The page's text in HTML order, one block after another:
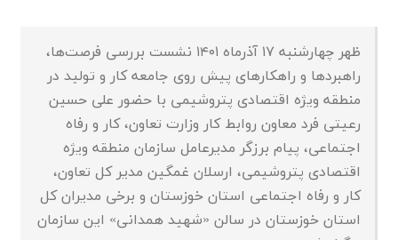
ظهر چهارشنبه ۱۷ آذرماه ۱۴۰۱ نشست بررسی فرصت‌ها،
راهبردها و راهکارهای پیش روی جامعه کار و تولید در
منطقه ویژه اقتصادی پتروشیمی با حضور علی حسین
رعیتی فرد معاون روابط کار وزارت تعاون، کار و رفاه
اجتماعی، پیام برزگر مدیرعامل سازمان منطقه ویژه
اقتصادی پتروشیمی، ارسلان غمگین مدیر کل تعاون،
کار و رفاه اجتماعی استان خوزستان و برخی مدیران کل
استان خوزستان در سالن «شهید همدانی» این سازمان